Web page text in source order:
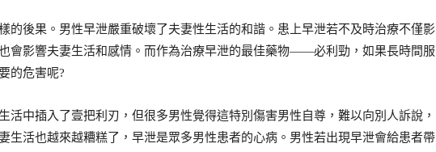
的後果。男性早泄嚴重破壞了夫妻性生活的和諧。患上早泄若不及時治療不僅影
會影響夫妻生活和感情。而作為治療早泄的最佳藥物——必利勁，如果長時間服
的危害呢?
活中插入了壹把利刃，但很多男性覺得這特別傷害男性自尊，難以向別人訴說，
生活也越來越糟糕了，早泄是眾多男性患者的心病。男性若出現早泄會給患者帶